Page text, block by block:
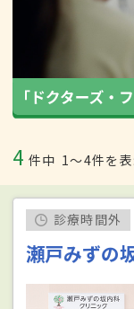
4 件中 1〜4件を
診療時間外
瀬戸みずの